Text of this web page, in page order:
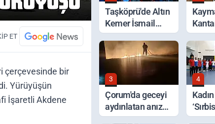
ET
çerçevesinde bir
Yürüyüşün
İşaretli Akdene
Taşköprü'de Altın
Kemer İsmail
Balaban'ın Oldu
3
Çorum'da geceyi
aydınlatan anız
yangını korkuttu
4